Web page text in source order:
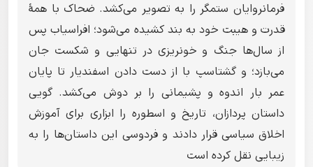
فرمانروایان ستمگر را به تصویر می‌کشد. ضحاک با همهٔ
قدرت و هیبت خود به بند کشیده می‌شود؛ افراسیاب پس
از سال‌ها جنگ و خونریزی در تنهایی و شکست جان
می‌بازد؛ و گشتاسپ با از دست دادن اسفندیار تا پایان
عمر بار اندوه و پشیمانی را بر دوش می‌کشد. گویی
داستان پردازان، تاریخ و اسطوره را ابزاری برای آموزش
اخلاق سیاسی قرار دادند و فردوسی این داستان‌ها را به
زیبایی نقل کرده است